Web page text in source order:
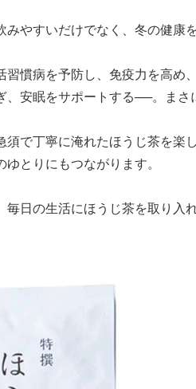
みやすいだけでなく、冬の健康
慣病を予防し、免疫力を高め、
、安眠をサポートする──。まさ
須で丁寧に淹れたほうじ茶を楽
とりにもつながります。
毎日の生活にほうじ茶を取り入